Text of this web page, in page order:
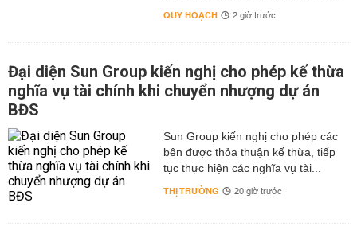
QUY HOẠCH 2 giờ trước
Đại diện Sun Group kiến nghị cho phép kế thừa
nghĩa vụ tài chính khi chuyển nhượng dự án
BĐS
Sun Group kiến nghị cho phép các
bên được thỏa thuận kế thừa, tiếp
tục thực hiện các nghĩa vụ tài...
THỊ TRƯỜNG 20 giờ trước